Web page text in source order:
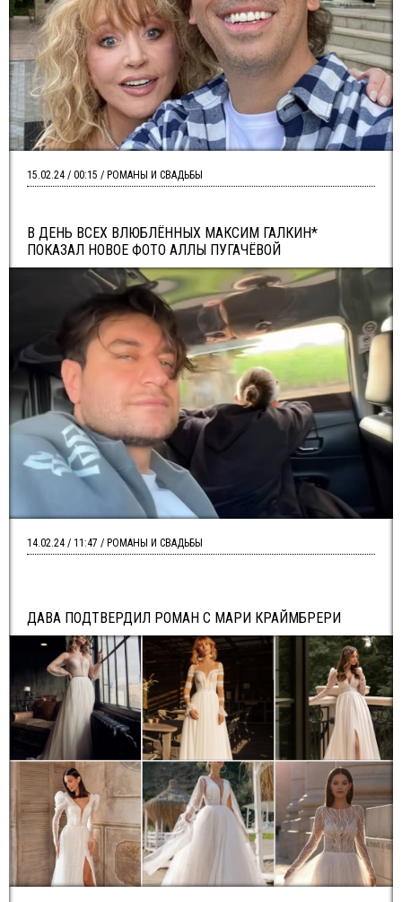
В ДЕНЬ ВСЕХ ВЛЮБЛЁННЫХ МАКСИМ ГАЛКИН*
ПОКАЗАЛ НОВОЕ ФОТО АЛЛЫ ПУГАЧЁВОЙ
15.02.24 / 00:15 / РОМАНЫ И СВАДЬБЫ
ДАВА ПОДТВЕРДИЛ РОМАН С МАРИ КРАЙМБРЕРИ
14.02.24 / 11:47 / РОМАНЫ И СВАДЬБЫ